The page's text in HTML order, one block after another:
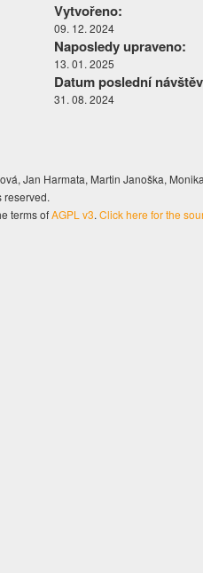
Vytvořeno:
09. 12. 2024
Naposledy upraveno:
13. 01. 2025
Datum poslední
31. 08. 2024
Jan Harmata, Martin Janoška,
reserved.
terms ofAGPL v3. Click here for the